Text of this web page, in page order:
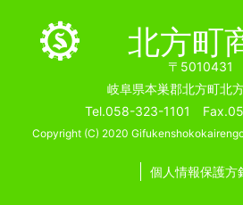
北方町
〒5010431
岐阜県本巣郡北方町北
Tel.058-323-1101
Copyright (C) 2020
個人情報保護方